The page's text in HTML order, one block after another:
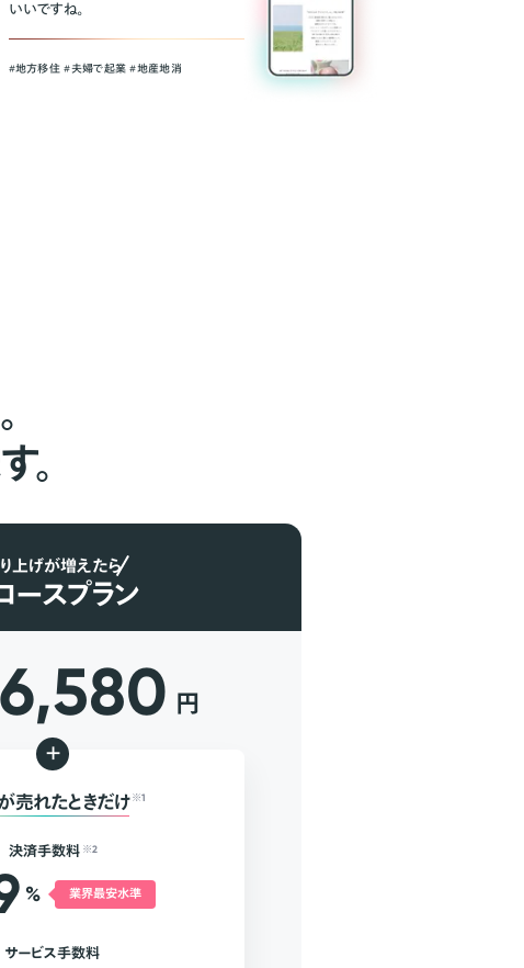
いいですね。
#地方移住 #夫婦で起業 #地産地消
。
上げが増えたら
ースプラン
円
+
売れたときだけ ※1
決済手数料 ※2
% 業界最安水準
サービス手数料